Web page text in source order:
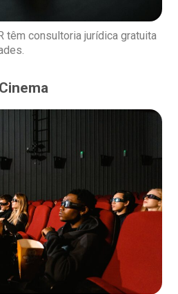
têm consultoria jurídica gratuita